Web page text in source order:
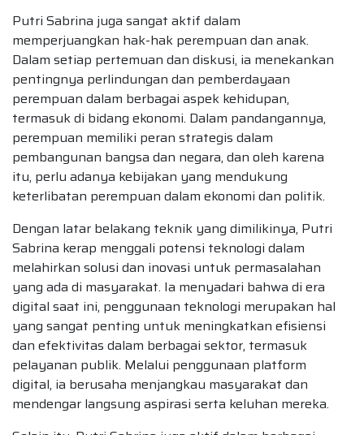
Putri Sabrina juga sangat aktif dalam
memperjuangkan hak-hak perempuan dan anak.
Dalam setiap pertemuan dan diskusi, ia menekankan
pentingnya perlindungan dan pemberdayaan
perempuan dalam berbagai aspek kehidupan,
termasuk di bidang ekonomi. Dalam pandangannya,
perempuan memiliki peran strategis dalam
pembangunan bangsa dan negara, dan oleh karena
itu, perlu adanya kebijakan yang mendukung
keterlibatan perempuan dalam ekonomi dan politik.
Dengan latar belakang teknik yang dimilikinya, Putri
Sabrina kerap menggali potensi teknologi dalam
melahirkan solusi dan inovasi untuk permasalahan
yang ada di masyarakat. Ia menyadari bahwa di era
digital saat ini, penggunaan teknologi merupakan hal
yang sangat penting untuk meningkatkan efisiensi
dan efektivitas dalam berbagai sektor, termasuk
pelayanan publik. Melalui penggunaan platform
digital, ia berusaha menjangkau masyarakat dan
mendengar langsung aspirasi serta keluhan mereka.